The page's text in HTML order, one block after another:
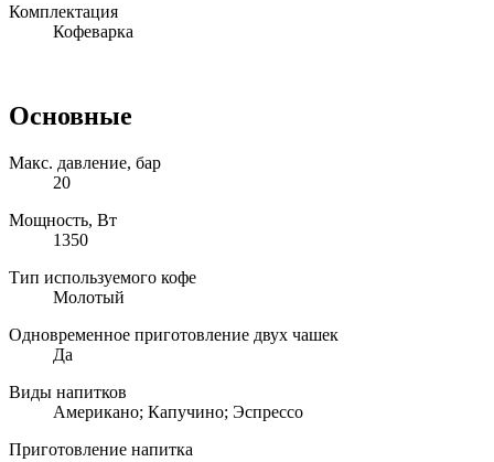
Комплектация
Кофеварка
Основные
Макс. давление, бар
20
Мощность, Вт
1350
Тип используемого кофе
Молотый
Одновременное приготовление двух чашек
Да
Виды напитков
Американо; Капучино; Эспрессо
Приготовление напитка